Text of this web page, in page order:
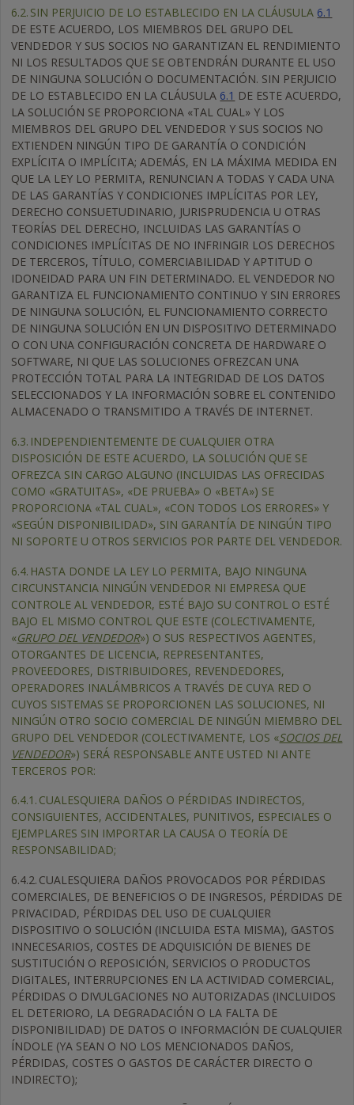
6.2. SIN PERJUICIO DE LO ESTABLECIDO EN LA CLÁUSULA 6.1
DE ESTE ACUERDO, LOS MIEMBROS DEL GRUPO DEL
VENDEDOR Y SUS SOCIOS NO GARANTIZAN EL RENDIMIENTO
NI LOS RESULTADOS QUE SE OBTENDRÁN DURANTE EL USO
DE NINGUNA SOLUCIÓN O DOCUMENTACIÓN. SIN PERJUICIO
DE LO ESTABLECIDO EN LA CLÁUSULA 6.1 DE ESTE ACUERDO,
LA SOLUCIÓN SE PROPORCIONA «TAL CUAL» Y LOS
MIEMBROS DEL GRUPO DEL VENDEDOR Y SUS SOCIOS NO
EXTIENDEN NINGÚN TIPO DE GARANTÍA O CONDICIÓN
EXPLÍCITA O IMPLÍCITA; ADEMÁS, EN LA MÁXIMA MEDIDA EN
QUE LA LEY LO PERMITA, RENUNCIAN A TODAS Y CADA UNA
DE LAS GARANTÍAS Y CONDICIONES IMPLÍCITAS POR LEY,
DERECHO CONSUETUDINARIO, JURISPRUDENCIA U OTRAS
TEORÍAS DEL DERECHO, INCLUIDAS LAS GARANTÍAS O
CONDICIONES IMPLÍCITAS DE NO INFRINGIR LOS DERECHOS
DE TERCEROS, TÍTULO, COMERCIABILIDAD Y APTITUD O
IDONEIDAD PARA UN FIN DETERMINADO. EL VENDEDOR NO
GARANTIZA EL FUNCIONAMIENTO CONTINUO Y SIN ERRORES
DE NINGUNA SOLUCIÓN, EL FUNCIONAMIENTO CORRECTO
DE NINGUNA SOLUCIÓN EN UN DISPOSITIVO DETERMINADO
O CON UNA CONFIGURACIÓN CONCRETA DE HARDWARE O
SOFTWARE, NI QUE LAS SOLUCIONES OFREZCAN UNA
PROTECCIÓN TOTAL PARA LA INTEGRIDAD DE LOS DATOS
SELECCIONADOS Y LA INFORMACIÓN SOBRE EL CONTENIDO
ALMACENADO O TRANSMITIDO A TRAVÉS DE INTERNET.
6.3. INDEPENDIENTEMENTE DE CUALQUIER OTRA
DISPOSICIÓN DE ESTE ACUERDO, LA SOLUCIÓN QUE SE
OFREZCA SIN CARGO ALGUNO (INCLUIDAS LAS OFRECIDAS
COMO «GRATUITAS», «DE PRUEBA» O «BETA») SE
PROPORCIONA «TAL CUAL», «CON TODOS LOS ERRORES» Y
«SEGÚN DISPONIBILIDAD», SIN GARANTÍA DE NINGÚN TIPO
NI SOPORTE U OTROS SERVICIOS POR PARTE DEL VENDEDOR.
6.4. HASTA DONDE LA LEY LO PERMITA, BAJO NINGUNA
CIRCUNSTANCIA NINGÚN VENDEDOR NI EMPRESA QUE
CONTROLE AL VENDEDOR, ESTÉ BAJO SU CONTROL O ESTÉ
BAJO EL MISMO CONTROL QUE ESTE (COLECTIVAMENTE,
«GRUPO DEL VENDEDOR») O SUS RESPECTIVOS AGENTES,
OTORGANTES DE LICENCIA, REPRESENTANTES,
PROVEEDORES, DISTRIBUIDORES, REVENDEDORES,
OPERADORES INALÁMBRICOS A TRAVÉS DE CUYA RED O
CUYOS SISTEMAS SE PROPORCIONEN LAS SOLUCIONES, NI
NINGÚN OTRO SOCIO COMERCIAL DE NINGÚN MIEMBRO DEL
GRUPO DEL VENDEDOR (COLECTIVAMENTE, LOS «SOCIOS DEL
VENDEDOR») SERÁ RESPONSABLE ANTE USTED NI ANTE
TERCEROS POR:
6.4.1. CUALESQUIERA DAÑOS O PÉRDIDAS INDIRECTOS,
CONSIGUIENTES, ACCIDENTALES, PUNITIVOS, ESPECIALES O
EJEMPLARES SIN IMPORTAR LA CAUSA O TEORÍA DE
RESPONSABILIDAD;
6.4.2. CUALESQUIERA DAÑOS PROVOCADOS POR PÉRDIDAS
COMERCIALES, DE BENEFICIOS O DE INGRESOS, PÉRDIDAS DE
PRIVACIDAD, PÉRDIDAS DEL USO DE CUALQUIER
DISPOSITIVO O SOLUCIÓN (INCLUIDA ESTA MISMA), GASTOS
INNECESARIOS, COSTES DE ADQUISICIÓN DE BIENES DE
SUSTITUCIÓN O REPOSICIÓN, SERVICIOS O PRODUCTOS
DIGITALES, INTERRUPCIONES EN LA ACTIVIDAD COMERCIAL,
PÉRDIDAS O DIVULGACIONES NO AUTORIZADAS (INCLUIDOS
EL DETERIORO, LA DEGRADACIÓN O LA FALTA DE
DISPONIBILIDAD) DE DATOS O INFORMACIÓN DE CUALQUIER
ÍNDOLE (YA SEAN O NO LOS MENCIONADOS DAÑOS,
PÉRDIDAS, COSTES O GASTOS DE CARÁCTER DIRECTO O
INDIRECTO);